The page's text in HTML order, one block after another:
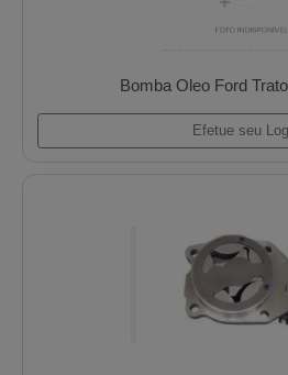
Bomba Oleo Ford